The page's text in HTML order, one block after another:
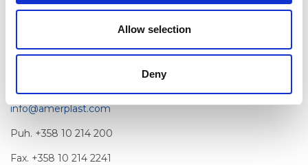
Allow selection
Deny
Amerplast Oy
PL 33
info@amerplast.com
Puh. +358 10 214 200
Fax. +358 10 214 2241